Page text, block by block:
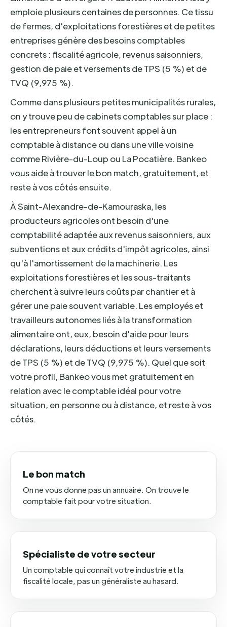
emploie plusieurs centaines de personnes. Ce tissu
de fermes, d'exploitations forestières et de petites
entreprises génère des besoins comptables
concrets : fiscalité agricole, revenus saisonniers,
gestion de paie et versements de TPS (5 %) et de
TVQ (9,975 %).
Comme dans plusieurs petites municipalités rurales,
on y trouve peu de cabinets comptables sur place :
les entrepreneurs font souvent appel à un
comptable à distance ou dans une ville voisine
comme Rivière-du-Loup ou La Pocatière. Bankeo
vous aide à trouver le bon match, gratuitement, et
reste à vos côtés ensuite.
À Saint-Alexandre-de-Kamouraska, les
producteurs agricoles ont besoin d'une
comptabilité adaptée aux revenus saisonniers, aux
subventions et aux crédits d'impôt agricoles, ainsi
qu'à l'amortissement de la machinerie. Les
exploitations forestières et les sous-traitants
cherchent à suivre leurs coûts par chantier et à
gérer une paie souvent variable. Les employés et
travailleurs autonomes liés à la transformation
alimentaire ont, eux, besoin d'aide pour leurs
déclarations, leurs déductions et leurs versements
de TPS (5 %) et de TVQ (9,975 %). Quel que soit
votre profil, Bankeo vous met gratuitement en
relation avec le comptable idéal pour votre
situation, en personne ou à distance, et reste à vos
côtés.
Le bon match
On ne vous donne pas un annuaire. On trouve le
comptable fait pour votre situation.
Spécialiste de votre secteur
Un comptable qui connaît votre industrie et la
fiscalité locale, pas un généraliste au hasard.